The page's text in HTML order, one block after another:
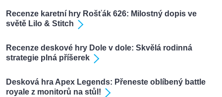
Recenze karetní hry Rošťák 626: Milostný dopis ve
světě Lilo & Stitch
Recenze deskové hry Dole v dole: Skvělá rodinná
strategie plná příšerek
Desková hra Apex Legends: Přeneste oblíbený battle
royale z monitorů na stůl!